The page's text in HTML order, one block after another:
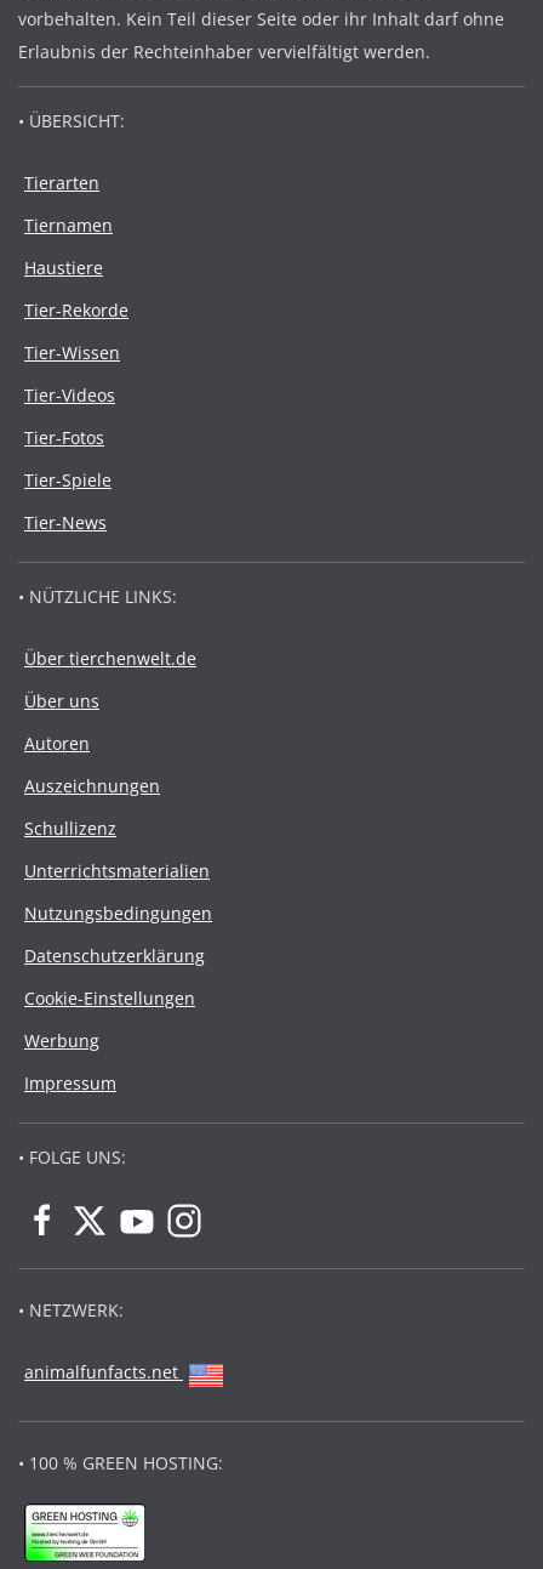
vorbehalten. Kein Teil dieser Seite oder ihr Inhalt darf ohne
Erlaubnis der Rechteinhaber vervielfältigt werden.
• ÜBERSICHT:
Tierarten
Tiernamen
Haustiere
Tier-Rekorde
Tier-Wissen
Tier-Videos
Tier-Fotos
Tier-Spiele
Tier-News
• NÜTZLICHE LINKS:
Über tierchenwelt.de
Über uns
Autoren
Auszeichnungen
Schullizenz
Unterrichtsmaterialien
Nutzungsbedingungen
Datenschutzerklärung
Cookie-Einstellungen
Werbung
Impressum
• FOLGE UNS:
• NETZWERK:
animalfunfacts.net
• 100 % GREEN HOSTING: